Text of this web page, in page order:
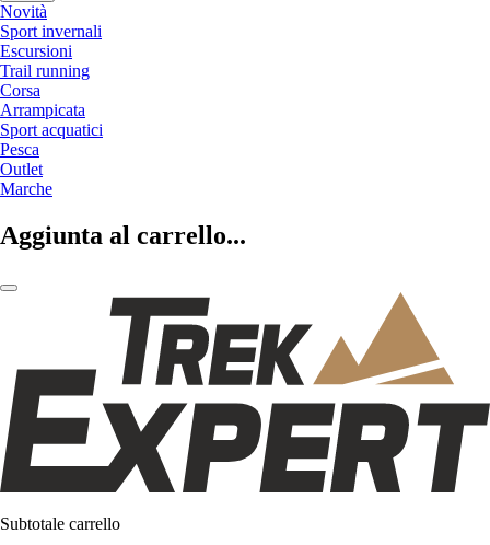
Novità
Sport invernali
Escursioni
Trail running
Corsa
Arrampicata
Sport acquatici
Pesca
Outlet
Marche
Aggiunta al carrello...
Subtotale carrello